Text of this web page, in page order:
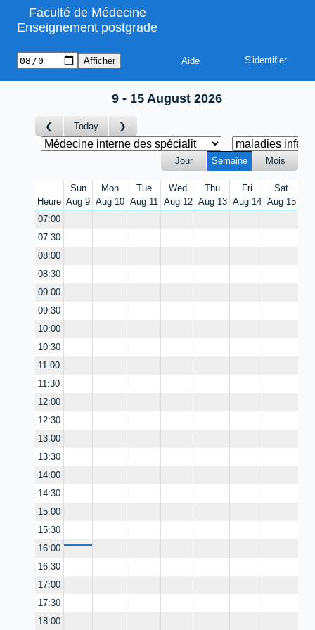
Faculté de Médecine
Enseignement postgrade
Aide
9 - 15 August 2026
Today
Jour Semaine Mois
Heure
Sun
Aug 9
Mon
Aug 10
Tue
Aug 11
Wed
Aug 12
Thu
Aug 13
Fri
Aug 14
Sat
Aug 15
07:00
07:30
08:00
08:30
09:00
09:30
10:00
10:30
11:00
11:30
12:00
12:30
13:00
13:30
14:00
14:30
15:00
15:30
16:00
16:30
17:00
17:30
18:00